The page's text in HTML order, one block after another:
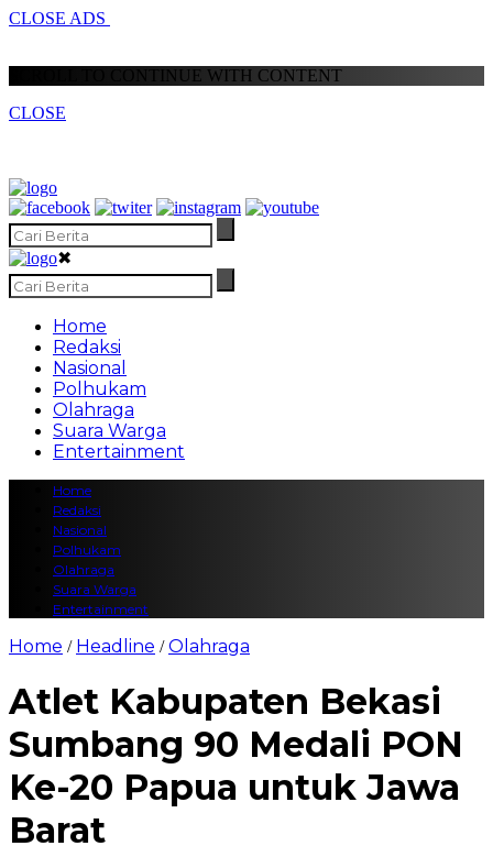
CLOSE ADS
SCROLL TO CONTINUE WITH CONTENT
CLOSE
✖
Home
Redaksi
Nasional
Polhukam
Olahraga
Suara Warga
Entertainment
Home
Redaksi
Nasional
Polhukam
Olahraga
Suara Warga
Entertainment
Home / Headline /Olahraga
Atlet Kabupaten Bekasi
Sumbang 90 Medali PON
Ke-20 Papua untuk Jawa
Barat